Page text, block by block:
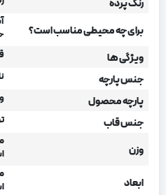
رنگ پرده
برای چه محیطی مناسب است؟
ویژگی ها
جنس پارچه
پارچه محصول
جنس قاب
وزن
ابعاد